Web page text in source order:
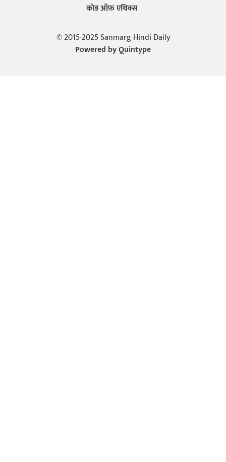
कोड ऑफ़ एथिक्स
© 2015-2025 Sanmarg Hindi Daily
Powered byQuintype